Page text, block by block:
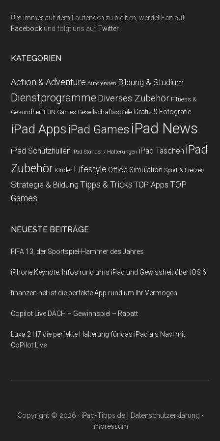
Um immer auf dem Laufenden zu bleiben, werdet Fan auf
Facebook und folgt uns aufTwitter.
KATEGORIEN
Action & Adventure Autorennen Bildung & Studium
Dienstprogramme Diverses Zubehör Fitness &
Gesundheit FUN Games Gesellschaftsspiele Grafik & Fotografie
iPad Apps iPad Games iPad News
iPad Schutzhüllen iPad Ständer / Halterungen iPad Taschen iPad
Zubehör Kinder Lifestyle Office Simulation Sport & Freizeit
Strategie & Bildung Tipps & Tricks TOP Apps TOP
Games
NEUESTE BEITRÄGE
FIFA 13, der Sportspiel-Hammer des Jahres
iPhone Keynote: Infos rund ums iPad und Gewissheit über iOS 6
finanzen.net ist die perfekte App rund um Ihr Vermögen
Copilot Live DACH – Gewinnspiel – Rabatt
Luxa 2 H7 die perfekte Halterung für das iPad als Navi mit
CoPilot Live
Copyright © 2026 · iPad-Tipps.de| Datenschutzerklärung ·
Impressum